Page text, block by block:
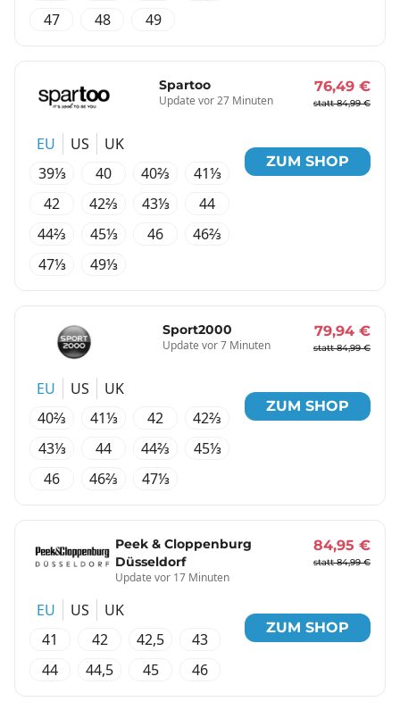
47
48 49
Spartoo
Update vor 27 Minuten
76,49 €
statt 84,99 €
EU US
UK
39⅓
40 40⅔
41⅓
42
42⅔ 43⅓
44
44⅔
45⅓ 46
46⅔
47⅓
49⅓
ZUM SHOP
Sport2000
Update vor 7 Minuten
79,94 €
statt 84,99 €
EU US
UK
40⅔
41⅓ 42
42⅔
43⅓
44 44⅔
45⅓
46
46⅔ 47⅓
ZUM SHOP
Peek & Cloppenburg
Düsseldorf
Update vor 17 Minuten
84,95 €
statt 84,99 €
EU US
UK
41
42 42,5
43
44
44,5 45 46
ZUM SHOP